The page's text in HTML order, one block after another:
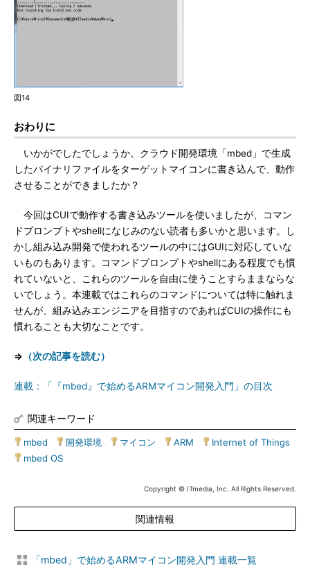
図14
おわりに
いかがでしたでしょうか。クラウド開発環境「mbed」で生成
したバイナリファイルをターゲットマイコンに書き込んで、動作
させることができましたか？
今回はCUIで動作する書き込みツールを使いましたが、コマン
ドプロンプトやshellになじみのない読者も多いかと思います。し
かし組み込み開発で使われるツールの中にはGUIに対応していな
いものもあります。コマンドプロンプトやshellにある程度でも慣
れていないと、これらのツールを自由に使うことすらままならな
いでしょう。本連載ではこれらのコマンドについては特に触れま
せんが、組み込みエンジニアを目指すのであればCUIの操作にも
慣れることも大切なことです。
⇒ （次の記事を読む）
連載：「『mbed』で始めるARMマイコン開発入門」の目次
関連キーワード
mbed 開発環境 マイコン ARM Internet of Things
mbed OS
Copyright © ITmedia, Inc. All Rights Reserved.
関連情報
「mbed」で始めるARMマイコン開発入門 連載一覧